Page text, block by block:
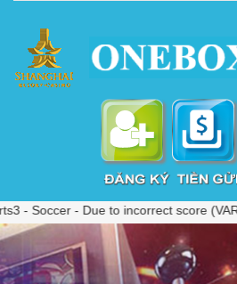
to incorrect score (VAR Check)